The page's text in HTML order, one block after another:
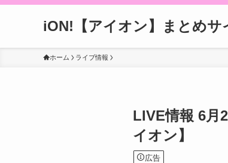
iON!【アイオン】まとめサ
ホーム ライブ情報
LIVE情報 6月
イオン】
広告